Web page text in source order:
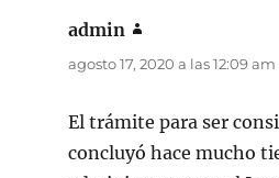
admin
agosto 17, 2020 a las 12:09 am
El trámite para ser
concluyó hace mucho